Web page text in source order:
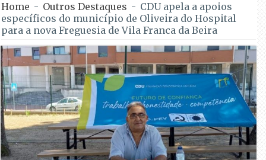
Home - Outros Destaques - CDU apela a apoios
específicos do município de Oliveira do Hospital
para a nova Freguesia de Vila Franca da Beira